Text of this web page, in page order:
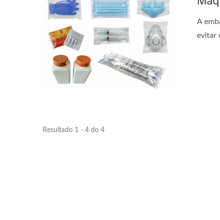
A
evitar
Resultado 1 - 4 do 4
Linha De Embalagem
Automatizada De Palitos
Quentes